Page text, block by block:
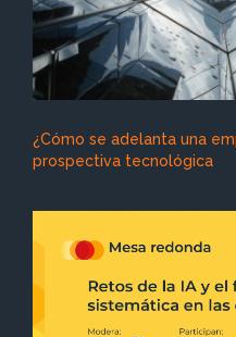
¿Cómo se adelanta una
prospectiva tecnológica